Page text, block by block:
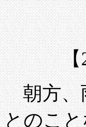
【
朝方、
とのこ